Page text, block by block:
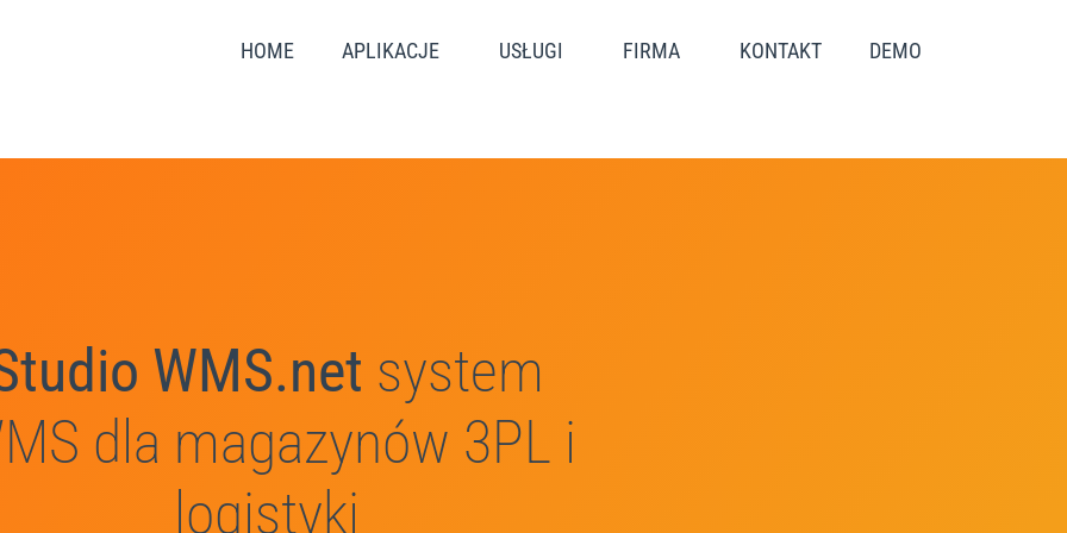
HOME APLIKACJE USŁUGI FIRMA KONTAKT DEMO
WMS.net system
dla magazynów 3PL i
logistyki